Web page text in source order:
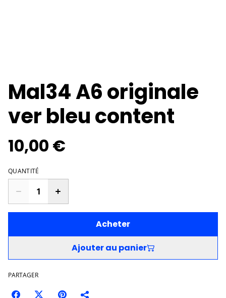
Mal34 A6 originale
ver bleu content
10,00 €
QUANTITÉ
Acheter
Ajouter au panier
PARTAGER